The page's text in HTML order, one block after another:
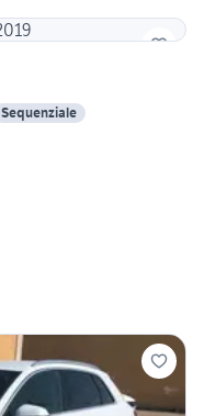
Sequenziale